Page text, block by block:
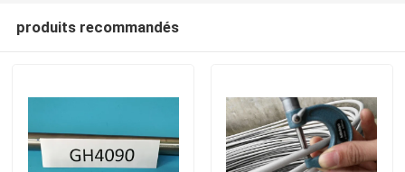
produits recommandés